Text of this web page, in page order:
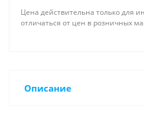
Цена действительна только для
отличаться от цен в розничных
Описание